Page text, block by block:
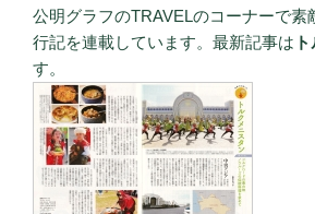
公明グラフのTRAVELのコーナーで素
行記を連載しています。最新記事は
す。